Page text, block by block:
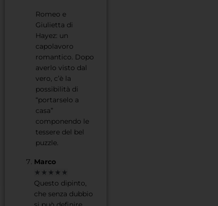
Romeo e
Giulietta di
Hayez: un
capolavoro
romantico. Dopo
averlo visto dal
vero, c’è la
possibilità di
“portarselo a
casa”
componendo le
tessere del bel
puzzle.
Marco
★★★★★
Questo dipinto,
che senza dubbio